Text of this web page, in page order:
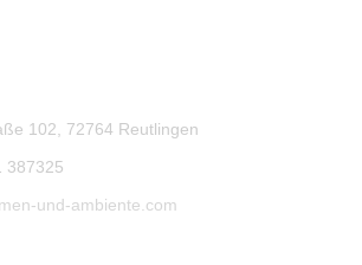
102, 72764 Reutlingen
387325
und-ambiente.com